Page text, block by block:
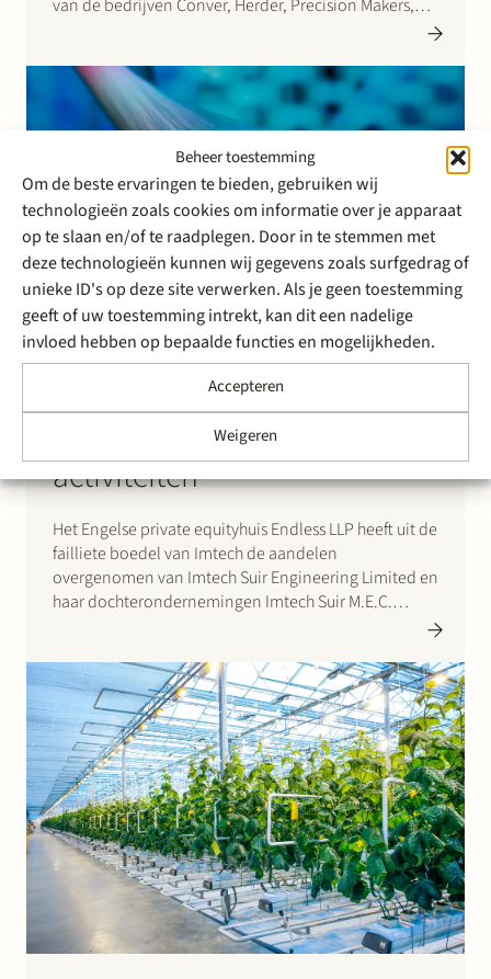
Beheer toestemming
Om de beste ervaringen te bieden, gebruiken wij
technologieën zoals cookies om informatie over je apparaat
op te slaan en/of te raadplegen. Door in te stemmen met
deze technologieën kunnen wij gegevens zoals surfgedrag of
unieke ID's op deze site verwerken. Als je geen toestemming
geeft of uw toestemming intrekt, kan dit een nadelige
invloed hebben op bepaalde functies en mogelijkheden.
Accepteren
Weigeren
van de bedrijven Conver, Herder, Precision Makers,
Roberine en Votex. De bedrijven zijn gespecialiseerd
dat met innovatieve mechatronica (apparaten…
16 september 2015
Stek adviseert Endless LLP bij
overname van Imtechs Ierse
activiteiten
Het Engelse private equityhuis Endless LLP heeft uit de
failliete boedel van Imtech de aandelen
overgenomen van Imtech Suir Engineering Limited en
haar dochterondernemingen Imtech Suir M.E.C.
Limited, Imtech Suir Saoudi Arabia LLC en Imtech Suir
Ierland gered. Klik hier…